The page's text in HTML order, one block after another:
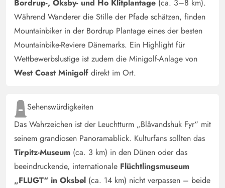
Bordrup-, Oksby- und Ho Klitplantage (ca. 3–8 km).
Während Wanderer die Stille der Pfade schätzen, finden
Mountainbiker in der Bordrup Plantage eines der besten
Mountainbike-Reviere Dänemarks. Ein Highlight für
Wettbewerbslustige ist zudem die Minigolf-Anlage von
West Coast Minigolf direkt im Ort.
Sehenswürdigkeiten
Das Wahrzeichen ist der Leuchtturm „Blåvandshuk Fyr“ mit
seinem grandiosen Panoramablick. Kulturfans sollten das
Tirpitz-Museum (ca. 3 km) in den Dünen oder das
beeindruckende, internationale Flüchtlingsmuseum
„FLUGT“ in Oksbøl (ca. 14 km) nicht verpassen – beide